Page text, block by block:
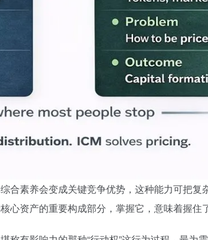
合素养会变成关键竞争优势，这种能力可把
资产的重要构成部分，掌握它，意味着握住